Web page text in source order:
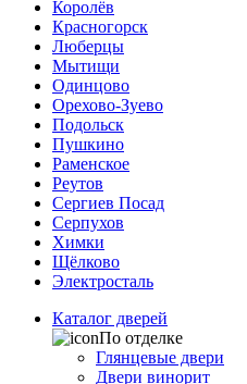
Королёв
Красногорск
Люберцы
Мытищи
Одинцово
Орехово-Зуево
Подольск
Пушкино
Раменское
Реутов
Сергиев Посад
Серпухов
Химки
Щёлково
Электросталь
Каталог дверей
По отделке
Глянцевые двери
Двери винорит